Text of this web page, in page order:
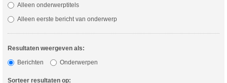
Alleen onderwerptitels
Alleen eerste bericht van onderwerp
Resultaten weergeven als:
Berichten
Onderwerpen
Sorteer resultaten op: